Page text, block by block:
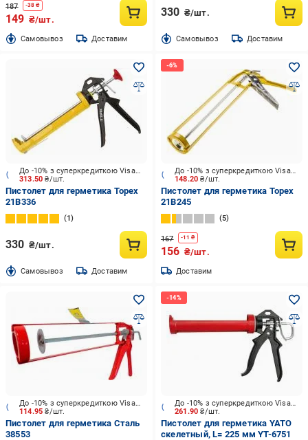
187 -38 ₴
149 ₴/шт.
Cамовывоз Доставим
330 ₴/шт.
Cамовывоз Доставим
313.50₴/шт.
До -10% з суперкредиткою Visa Вигода
Пистолет для герметика Topex
21B336
1
330 ₴/шт.
Cамовывоз Доставим
148.20₴/шт.
До -10% з суперкредиткою Visa Вигода
Пистолет для герметика Topex
21B245
5
167 -11 ₴
156 ₴/шт.
Доставим
114.95₴/шт.
До -10% з суперкредиткою Visa Вигода
Пистолет для герметика Сталь
38553
261.90₴/шт.
До -10% з суперкредиткою Visa Вигода
Пистолет для герметика YATO
скелетный, L= 225 мм YT-6751